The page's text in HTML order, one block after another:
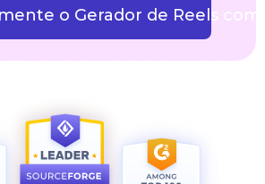
o Gerador de Reels com